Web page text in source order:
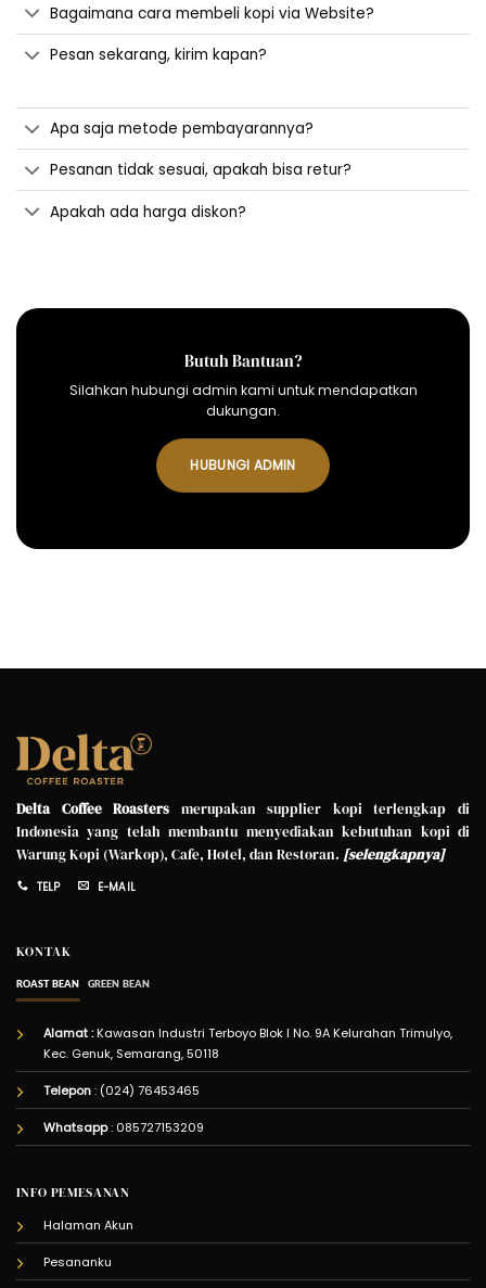
Bagaimana cara membeli kopi via Website?
Pesan sekarang, kirim kapan?
Apa saja metode pembayarannya?
Pesanan tidak sesuai, apakah bisa retur?
Apakah ada harga diskon?
Butuh Bantuan?
Silahkan hubungi admin kami untuk mendapatkan
dukungan.
HUBUNGI ADMIN
Delta Coffee Roasters merupakan supplier kopi terlengkap di
Indonesia yang telah membantu menyediakan kebutuhan kopi di
Warung Kopi (Warkop), Cafe, Hotel, dan Restoran. [selengkapnya]
TELP E-MAIL
KONTAK
ROAST BEAN GREEN BEAN
Alamat :Kawasan Industri Terboyo Blok I No. 9A Kelurahan Trimulyo,
Kec. Genuk, Semarang, 50118
Telepon: (024) 76453465
Whatsapp: 085727153209
INFO PEMESANAN
Halaman Akun
Pesananku